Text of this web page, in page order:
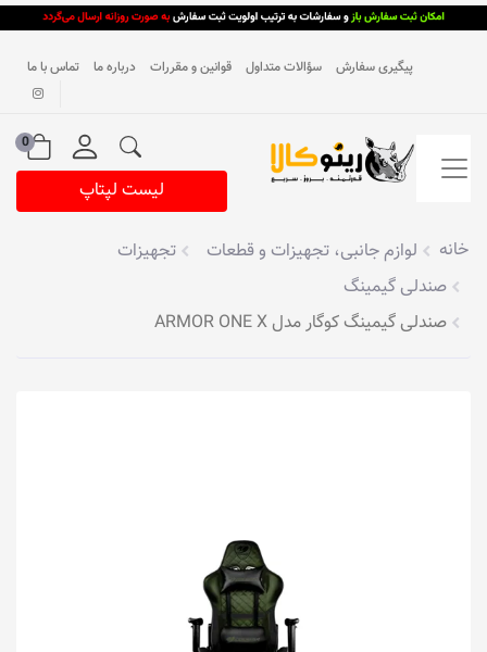
پیگیری سفارش سؤالات متداول قوانین و مقررات درباره ما تماس با ما
0
لیست لپتاپ
خانه لوازم جانبی، تجهیزات و قطعات
تجهیزات
صندلی گیمینگ
صندلی گیمینگ کوگار مدل ARMOR ONE X